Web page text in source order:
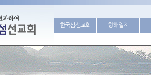
한국섬선교회 항해일지